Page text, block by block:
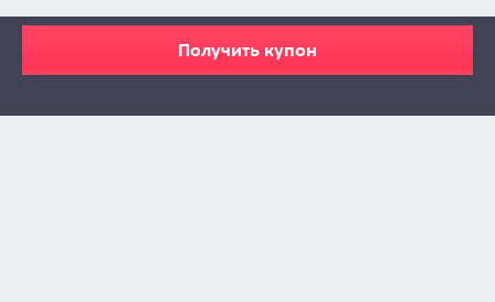
Получить купон